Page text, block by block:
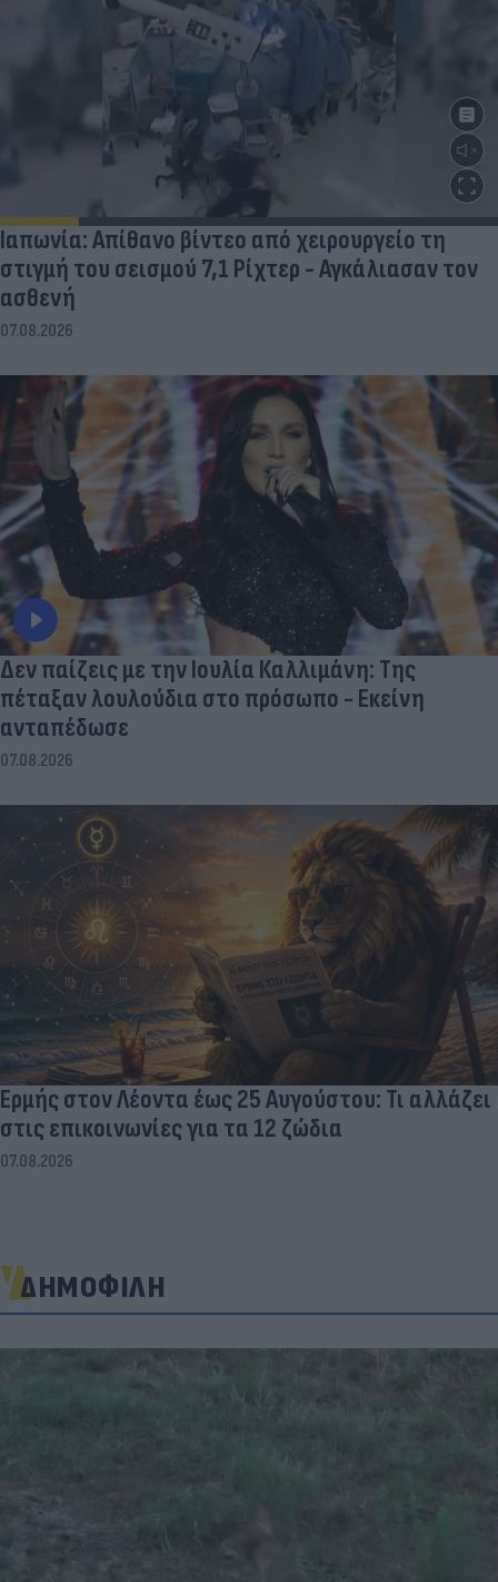
Ιαπωνία: Απίθανο βίντεο από χειρουργείο τη
στιγμή του σεισμού 7,1 Ρίχτερ - Αγκάλιασαν τον
ασθενή
07.08.2026
Δεν παίζεις με την Ιουλία Καλλιμάνη: Της
πέταξαν λουλούδια στο πρόσωπο - Εκείνη
ανταπέδωσε
07.08.2026
Ερμής στον Λέοντα έως 25 Αυγούστου: Τι αλλάζει
στις επικοινωνίες για τα 12 ζώδια
07.08.2026
ΔΗΜΟΦΙΛΗ